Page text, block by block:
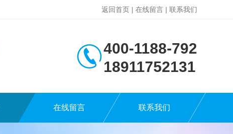
返回首页 | 在线留言 | 联系我们
400-1188-792
18911752131
在线留言 联系我们